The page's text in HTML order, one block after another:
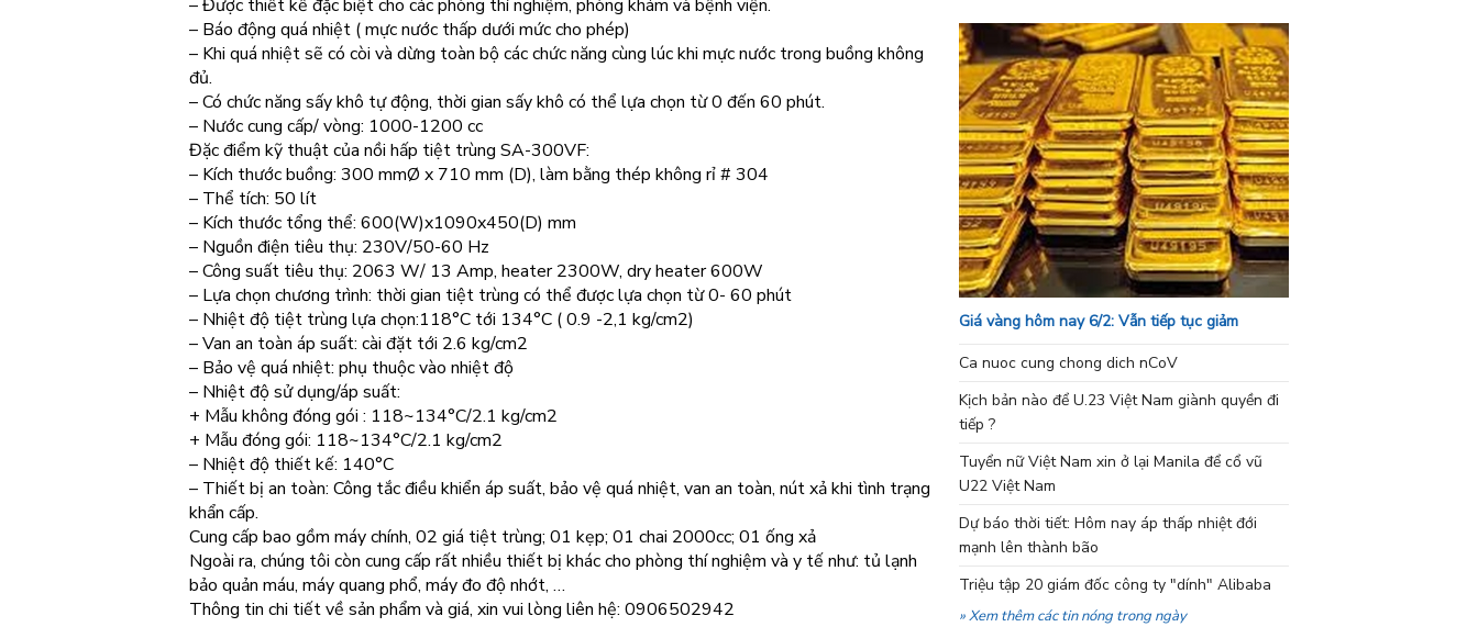
– Được thiết kế đặc biệt cho các phòng thí nghiệm, phòng khám và bệnh viện.
– Báo động quá nhiệt ( mực nước thấp dưới mức cho phép)
– Khi quá nhiệt sẽ có còi và dừng toàn bộ các chức năng cùng lúc khi mực nước trong buồng không
đủ.
– Có chức năng sấy khô tự động, thời gian sấy khô có thể lựa chọn từ 0 đến 60 phút.
– Nước cung cấp/ vòng: 1000-1200 cc
Đặc điểm kỹ thuật của nồi hấp tiệt trùng SA-300VF:
– Kích thước buồng: 300 mmØ x 710 mm (D), làm bằng thép không rỉ # 304
– Thể tích: 50 lít
– Kích thước tổng thể: 600(W)x1090x450(D) mm
– Nguồn điện tiêu thụ: 230V/50-60 Hz
– Công suất tiêu thụ: 2063 W/ 13 Amp, heater 2300W, dry heater 600W
– Lựa chọn chương trình: thời gian tiệt trùng có thể được lựa chọn từ 0- 60 phút
– Nhiệt độ tiệt trùng lựa chọn:118°C tới 134°C ( 0.9 -2,1 kg/cm2)
– Van an toàn áp suất: cài đặt tới 2.6 kg/cm2
– Bảo vệ quá nhiệt: phụ thuộc vào nhiệt độ
– Nhiệt độ sử dụng/áp suất:
+ Mẫu không đóng gói : 118~134°C/2.1 kg/cm2
+ Mẫu đóng gói: 118~134°C/2.1 kg/cm2
– Nhiệt độ thiết kế: 140°C
– Thiết bị an toàn: Công tắc điều khiển áp suất, bảo vệ quá nhiệt, van an toàn, nút xả khi tình trạng
khẩn cấp.
Cung cấp bao gồm máy chính, 02 giá tiệt trùng; 01 kẹp; 01 chai 2000cc; 01 ống xả
Ngoài ra, chúng tôi còn cung cấp rất nhiều thiết bị khác cho phòng thí nghiệm và y tế như: tủ lạnh
bảo quản máu, máy quang phổ, máy đo độ nhớt, …
Thông tin chi tiết về sản phẩm và giá, xin vui lòng liên hệ: 0906502942
Giá vàng hôm nay 6/2: Vẫn tiếp tục giảm
Ca nuoc cung chong dich nCoV
Kịch bản nào để U.23 Việt Nam giành quyền đi
tiếp ?
Tuyển nữ Việt Nam xin ở lại Manila để cổ vũ
U22 Việt Nam
Dự báo thời tiết: Hôm nay áp thấp nhiệt đới
mạnh lên thành bão
Triệu tập 20 giám đốc công ty "dính" Alibaba
» Xem thêm các tin nóng trong ngày